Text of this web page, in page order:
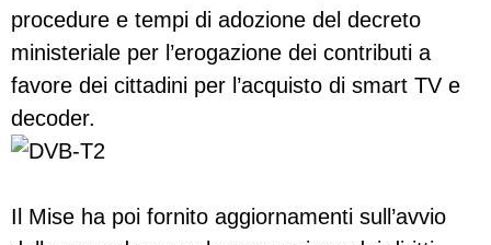
procedure e tempi di adozione del decreto
ministeriale per l’erogazione dei contributi a
favore dei cittadini per l’acquisto di smart TV e
decoder.
Il Mise ha poi fornito aggiornamenti sull’avvio